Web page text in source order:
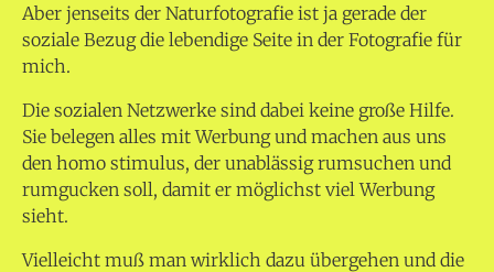
Aber jenseits der Naturfotografie ist ja gerade der
soziale Bezug die lebendige Seite in der Fotografie für
mich.
Die sozialen Netzwerke sind dabei keine große Hilfe.
Sie belegen alles mit Werbung und machen aus uns
den homo stimulus, der unablässig rumsuchen und
rumgucken soll, damit er möglichst viel Werbung
sieht.
Vielleicht muß man wirklich dazu übergehen und die